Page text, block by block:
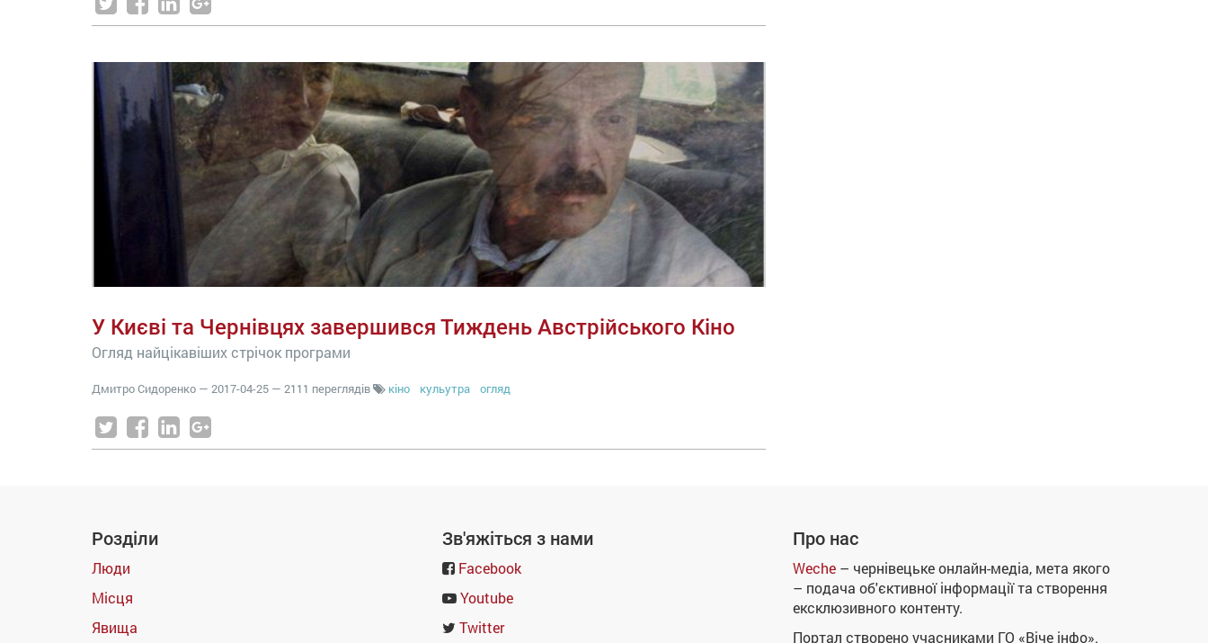
У Києві та Чернівцях завершився Тиждень Австрійського Кіно
Огляд найцікавіших стрічок програми
Дмитро Сидоренко — 2017-04-25 — 2111 переглядів кіно кульутра огляд
Розділи
Люди
Місця
Явища
Зв'яжіться з нами
Facebook
Youtube
Twitter
Про нас
Weche – чернівецьке онлайн-медіа, мета якого
– подача об'єктивної інформації та створення
ексклюзивного контенту.
Портал створено учасниками ГО «Віче інфо».